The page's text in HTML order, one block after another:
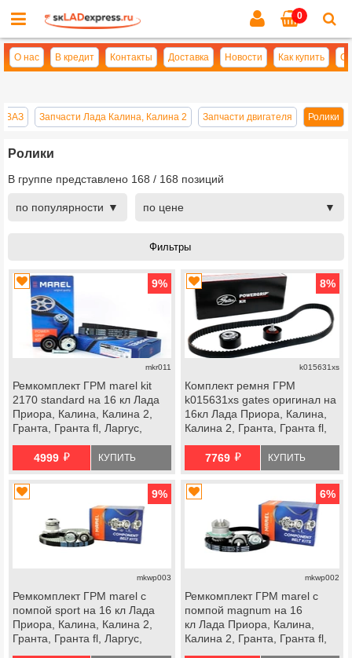
0
О нас В кредит Контакты Доставка Новости Как купить
ВАЗ Запчасти Лада Калина, Калина 2 Запчасти двигателя Ролики
Ролики
В группе представлено 168 / 168 позиций
по популярности по цене
9%
mkr011
Ремкомплект ГРМ marel kit
2170 standard на 16 кл Лада
Приора, Калина, Калина 2,
Гранта, Гранта fl, Ларгус,
datsun4999 й КУПИТЬ
8%
k015631xs
Комплект ремня ГРМ
k015631xs gates оригинал на
16кл Лада Приора, Калина,
Калина 2, Гранта, Гранта fl,
Рей, datsun
7769 й КУПИТЬ
9%
mkwp003
Ремкомплект ГРМ marel с
помпой sport на 16 кл Лада
Приора, Калина, Калина 2,
Гранта, Гранта fl, Ларгус,
6%
mkwp002
Ремкомплект ГРМ marel с
помпой magnum на 16
кл Лада Приора, Калина,
Калина 2, Гранта, Гранта fl,